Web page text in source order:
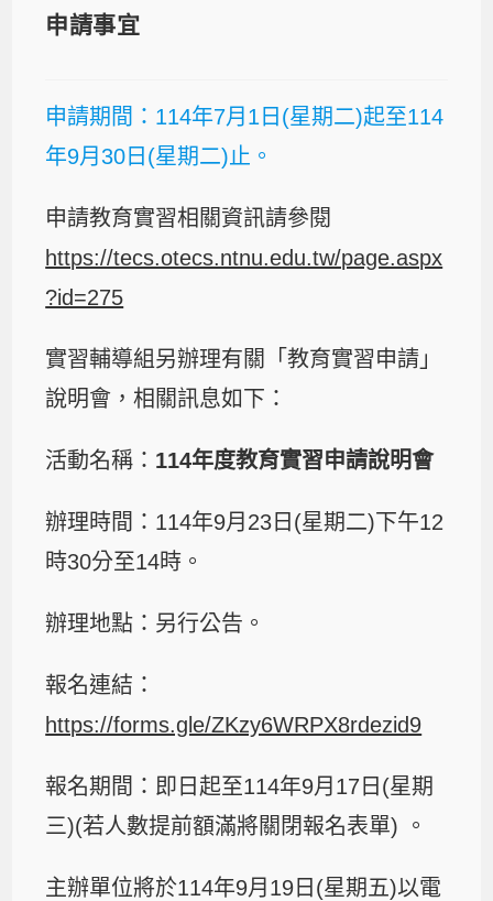
申請事宜
申請期間：114年7月1日(星期二)起至114
年9月30日(星期二)止。
申請教育實習相關資訊請參閱
https://tecs.otecs.ntnu.edu.tw/page.aspx
?id=275
實習輔導組另辦理有關「教育實習申請」
說明會，相關訊息如下：
活動名稱： 114年度教育實習申請說明會
辦理時間：114年9月23日(星期二)下午12
時30分至14時。
辦理地點：另行公告。
報名連結：
https://forms.gle/ZKzy6WRPX8rdezid9
報名期間：即日起至114年9月17日(星期
三)(若人數提前額滿將關閉報名表單) 。
主辦單位將於114年9月19日(星期五)以電